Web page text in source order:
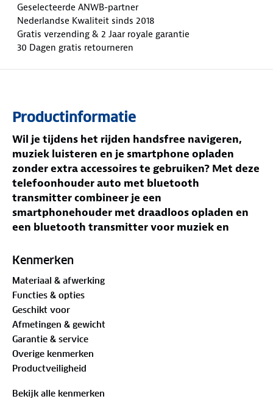
Geselecteerde ANWB-partner
Nederlandse Kwaliteit sinds 2018
Gratis verzending & 2 Jaar royale garantie
30 Dagen gratis retourneren
Productinformatie
Wil je tijdens het rijden handsfree navigeren,
muziek luisteren en je smartphone opladen
zonder extra accessoires te gebruiken? Met deze
telefoonhouder auto met bluetooth
transmitter combineer je een
smartphonehouder met draadloos opladen en
een bluetooth transmitter voor muziek en
smartphone overzichtelijk tijdens elke rit.
Jouw voordelen met deze telefoonhouder auto met
bluetooth transmitter
Handsfree gebruik
zonder je smartphone vast te houden.
Draadloos opladen
smartphone op tijdens het rijden.
Bluetooth verbinding
Kenmerken
Materiaal & afwerking
Functies & opties
Geschikt voor
Afmetingen & gewicht
Garantie & service
Overige kenmerken
Productveiligheid
Bekijk alle kenmerken